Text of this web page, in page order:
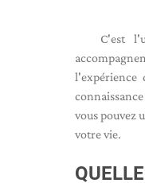
C'est
l'expérience
vous pouvez
votre vie.